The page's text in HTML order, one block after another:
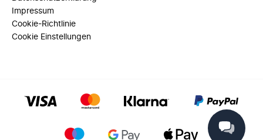
Impressum
Cookie-Richtlinie
Cookie Einstellungen